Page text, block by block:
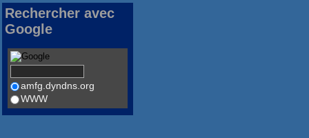
Rechercher avec
Google
amfg.dyndns.org
WWW